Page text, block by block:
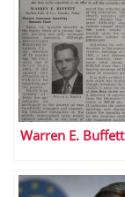
Warren E. Buffett